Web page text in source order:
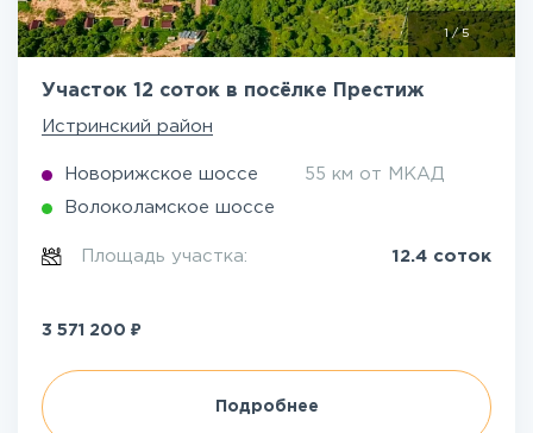
1/5
Участок 12 соток в посёлке Престиж
Истринский район
Новорижское шоссе 55 км от МКАД
Волоколамское шоссе
Площадь участка: 12.4 соток
3 571 200 ₽
Подробнее